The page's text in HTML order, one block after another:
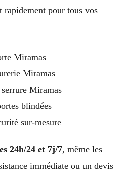
rapidement pour tous vos
Miramas
Miramas
Miramas
blindées
sur-mesure
24h/24 et 7j/7, même les
immédiate ou un devis